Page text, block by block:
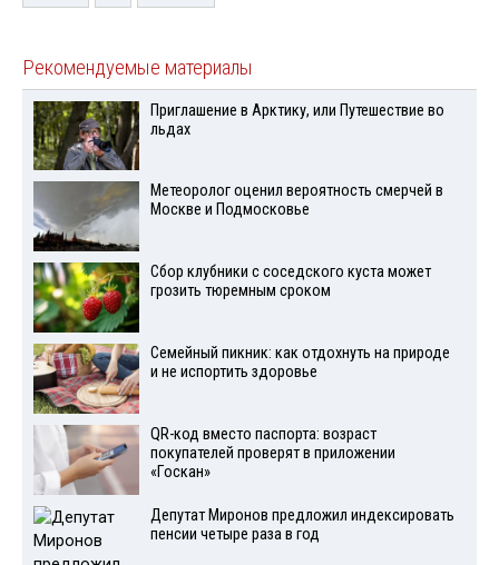
Рекомендуемые материалы
Приглашение в Арктику, или Путешествие во
льдах
Метеоролог оценил вероятность смерчей в
Москве и Подмосковье
Сбор клубники с соседского куста может
грозить тюремным сроком
Семейный пикник: как отдохнуть на природе
и не испортить здоровье
QR-код вместо паспорта: возраст
покупателей проверят в приложении
«Госкан»
Депутат Миронов предложил индексировать
пенсии четыре раза в год